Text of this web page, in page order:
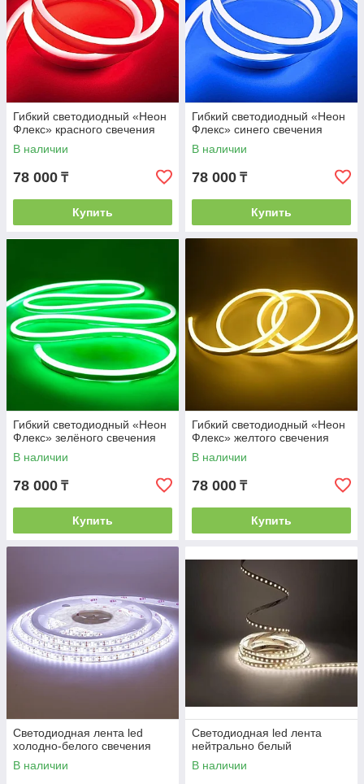
Гибкий светодиодный «Неон
Флекс» красного свечения
В наличии
78 000 ₸
Купить
Гибкий светодиодный «Неон
Флекс» синего свечения
В наличии
78 000 ₸
Купить
Гибкий светодиодный «Неон
Флекс» зелёного свечения
В наличии
78 000 ₸
Купить
Гибкий светодиодный «Неон
Флекс» желтого свечения
В наличии
78 000 ₸
Купить
Светодиодная лента led
холодно-белого свечения
В наличии
Светодиодная led лента
нейтрально белый
В наличии